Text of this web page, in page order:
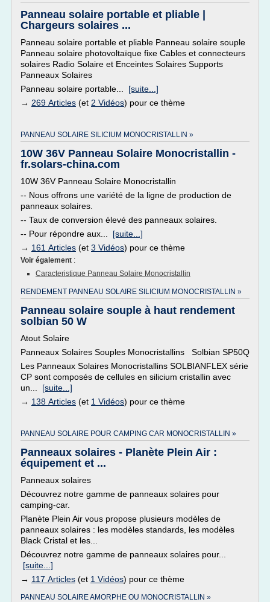
Panneau solaire portable et pliable |
Chargeurs solaires ...
Panneau solaire portable et pliable Panneau solaire souple
Panneau solaire photovoltaïque fixe Cables et connecteurs
solaires Radio Solaire et Enceintes Solaires Supports
Panneaux Solaires
Panneau solaire portable... [suite...]
→ 269 Articles (et 2 Vidéos) pour ce thème
PANNEAU SOLAIRE SILICIUM MONOCRISTALLIN »
10W 36V Panneau Solaire Monocristallin -
fr.solars-china.com
10W 36V Panneau Solaire Monocristallin
-- Nous offrons une variété de la ligne de production de
panneaux solaires.
-- Taux de conversion élevé des panneaux solaires.
-- Pour répondre aux... [suite...]
→ 161 Articles (et 3 Vidéos) pour ce thème
Voir également :
Caracteristique Panneau Solaire Monocristallin
RENDEMENT PANNEAU SOLAIRE SILICIUM MONOCRISTALLIN »
Panneau solaire souple à haut rendement
solbian 50 W
Atout Solaire
Panneaux Solaires Souples Monocristallins Solbian SP50Q
Les Panneaux Solaires Monocristallins SOLBIANFLEX série
CP sont composés de cellules en silicium cristallin avec
un... [suite...]
→ 138 Articles (et 1 Vidéos) pour ce thème
PANNEAU SOLAIRE POUR CAMPING CAR MONOCRISTALLIN »
Panneaux solaires - Planète Plein Air :
équipement et ...
Panneaux solaires
Découvrez notre gamme de panneaux solaires pour
camping-car.
Planète Plein Air vous propose plusieurs modèles de
panneaux solaires : les modèles standards, les modèles
Black Cristal et les...
Découvrez notre gamme de panneaux solaires pour...
[suite...]
→ 117 Articles (et 1 Vidéos) pour ce thème
PANNEAU SOLAIRE AMORPHE OU MONOCRISTALLIN »